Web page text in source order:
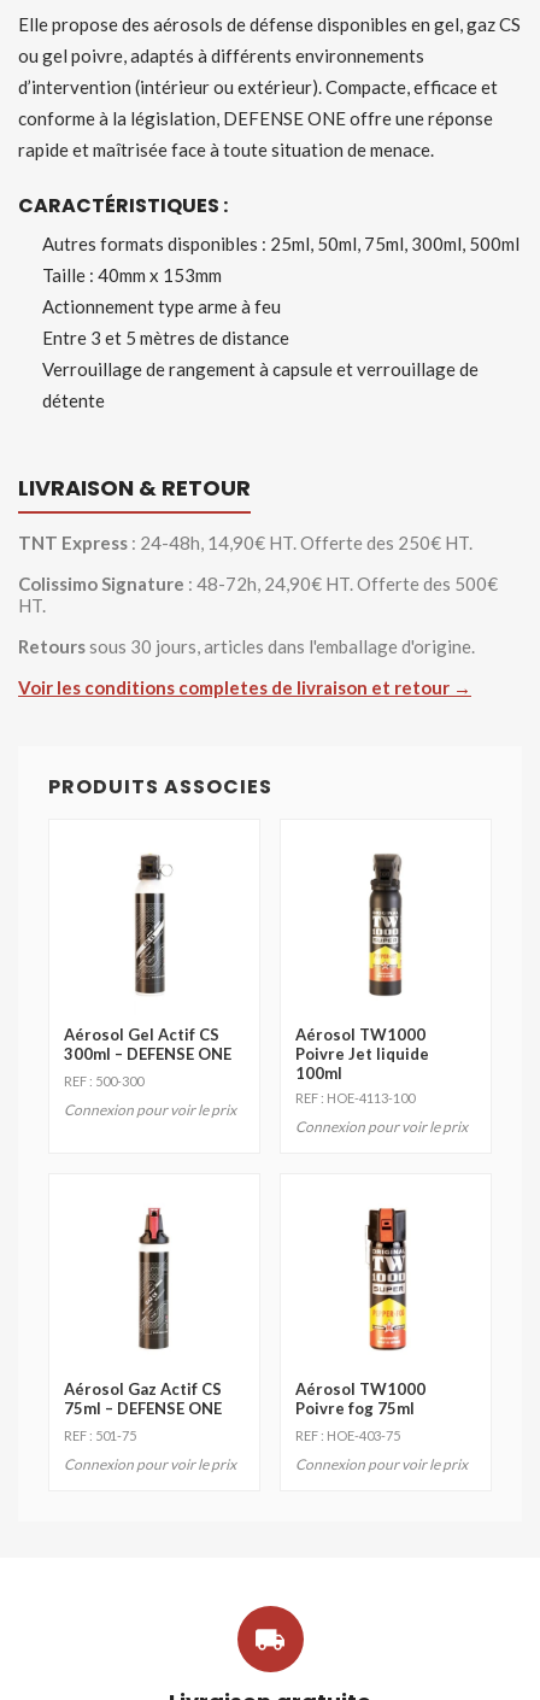
Elle propose des aérosols de défense disponibles en gel, gaz CS
ou gel poivre, adaptés à différents environnements
d’intervention (intérieur ou extérieur). Compacte, efficace et
conforme à la législation, DEFENSE ONE offre une réponse
rapide et maîtrisée face à toute situation de menace.
CARACTÉRISTIQUES :
Autres formats disponibles : 25ml, 50ml, 75ml, 300ml, 500ml
Taille : 40mm x 153mm
Actionnement type arme à feu
Entre 3 et 5 mètres de distance
Verrouillage de rangement à capsule et verrouillage de
détente
LIVRAISON & RETOUR
TNT Express : 24-48h, 14,90€ HT. Offerte des 250€ HT.
Colissimo Signature : 48-72h, 24,90€ HT. Offerte des 500€
HT.
Retourssous 30 jours, articles dans l'emballage d'origine.
Voir les conditions completes de livraison et retour →
PRODUITS ASSOCIES
Aérosol Gel Actif CS
300ml – DEFENSE ONE
REF : 500-300
Connexion pour voir le prix
Aérosol TW1000
Poivre Jet liquide
100ml
REF : HOE-4113-100
Connexion pour voir le prix
Aérosol Gaz Actif CS
75ml – DEFENSE ONE
REF : 501-75
Connexion pour voir le prix
Aérosol TW1000
Poivre fog 75ml
REF : HOE-403-75
Connexion pour voir le prix
